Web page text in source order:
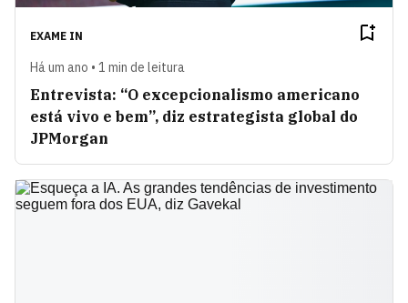
EXAME IN
Há um ano • 1 min de leitura
Entrevista: “O excepcionalismo americano
está vivo e bem”, diz estrategista global do
JPMorgan